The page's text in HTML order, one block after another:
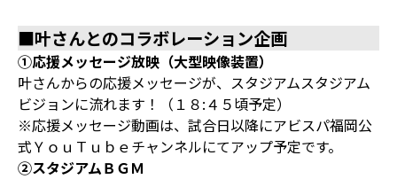
■叶さんとのコラボレーション企画
①応援メッセージ放映（大型映像装置）
叶さんからの応援メッセージが、スタジアムスタジアム
ビジョンに流れます！（１８:４５頃予定）
※応援メッセージ動画は、試合日以降にアビスパ福岡公
式ＹｏｕＴｕｂｅチャンネルにてアップ予定です。
②スタジアムＢＧＭ